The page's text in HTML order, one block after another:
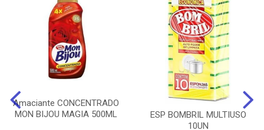
Amaciante CONCENTRADO
MON BIJOU MAGIA 500ML
ESP BOMBRIL MULTIUSO
10UN